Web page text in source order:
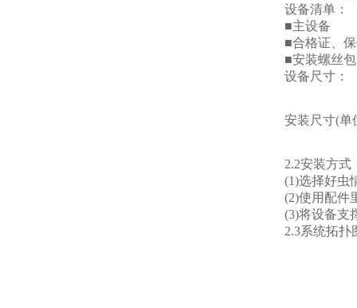
设备清单：
■主设备
■合格证、保
■安装螺丝包
设备尺寸：
安装尺寸(单
2.2安装方式
(1)选择好虫情
(2)使用配件里
(3)将设备支撑
2.3系统拓扑